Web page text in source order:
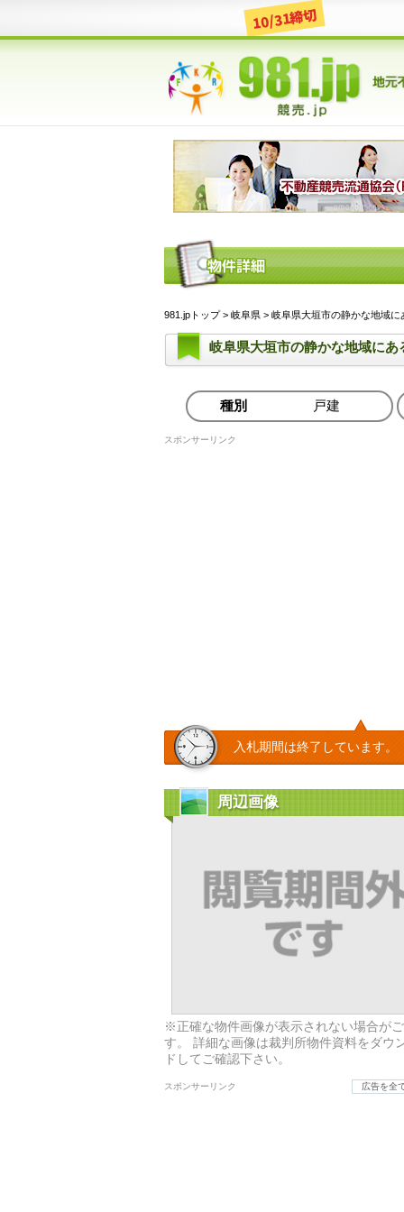
10/31締切
981.jpトップ> 岐阜県 > 岐阜県大垣市の静かな地域
岐阜県大垣市の静かな地域にあ
種別 戸建
スポンサーリンク
入札期間は終了しています。
周辺画像
※正確な物件画像が表示されない場合が
す。 詳細な画像は裁判所物件資料をダウ
ドしてご確認下さい。
スポンサーリンク 広告を全